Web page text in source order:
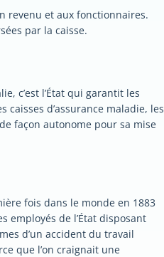
revenu et aux fonctionnaires.
par la caisse.
c’est l’État qui garantit les
d’assurance maladie, les
façon autonome pour sa mise
fois dans le monde en 1883
employés de l’État disposant
d’un accident du travail
que l’on craignait une